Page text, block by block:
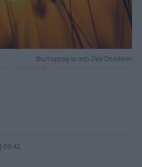
Φωτογραφία από Dee Onederer
09:42